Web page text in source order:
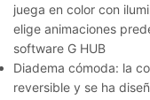
juega en color con
elige animaciones
software G HUB
Diadema cómoda: la
reversible y se ha